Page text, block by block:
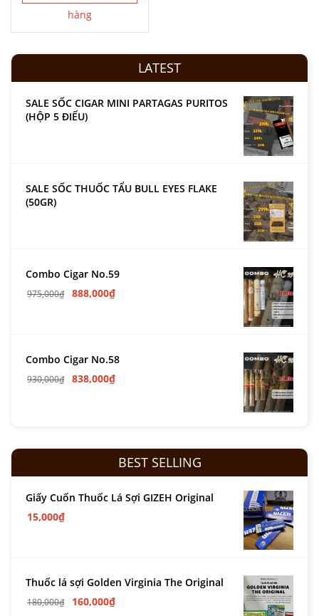
hàng
LATEST
SALE SỐC CIGAR MINI PARTAGAS PURITOS
(HỘP 5 ĐIẾU)
SALE SỐC THUỐC TẨU BULL EYES FLAKE
(50GR)
Combo Cigar No.59
975,000₫ 888,000₫
Combo Cigar No.58
930,000₫ 838,000₫
BEST SELLING
Giấy Cuốn Thuốc Lá Sợi GIZEH Original
15,000₫
Thuốc lá sợi Golden Virginia The Original
180,000₫ 160,000₫